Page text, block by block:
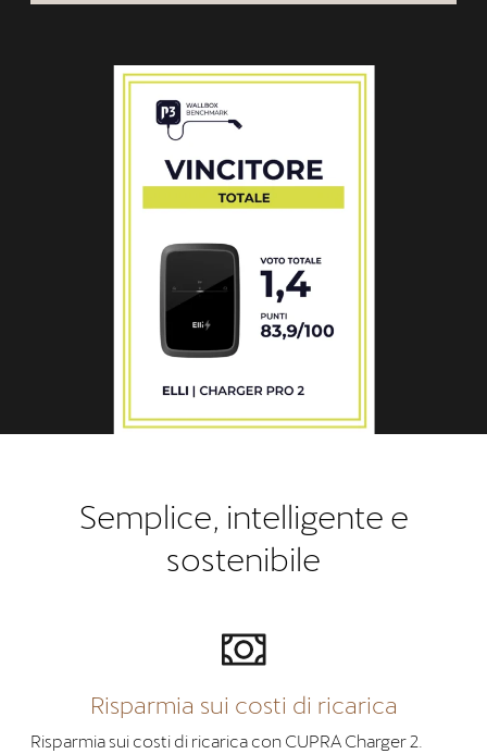
Semplice, intelligente e
sostenibile
Risparmia sui costi di ricarica
Risparmia sui costi di ricarica con CUPRA Charger 2.